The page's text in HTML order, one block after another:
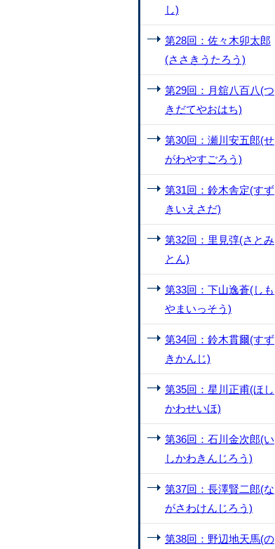
し)
第28回：佐々木卯太郎
(ささきうたろう)
第29回：月舘八百八(つ
きだてやおはち)
第30回：瀬川安五郎(せ
がわやすごろう)
第31回：鈴木舎定(すず
きいえさだ)
第32回：里見弴(さとみ
とん)
第33回：下山逸蒼(しも
やまいっそう)
第34回：鈴木貫爾(すず
きかんじ)
第35回：星川正甫(ほし
かわせいほ)
第36回：石川金次郎(い
しかわきんじろう)
第37回：長澤賢二郎(な
がさわけんじろう)
第38回：野辺地天馬(の